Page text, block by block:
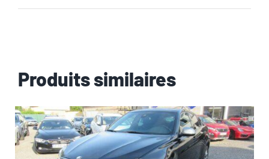
Produits similaires